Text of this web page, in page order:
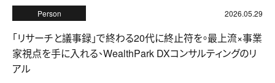
Person 2026.05.29
「リサーチと議事録」で終わる20代に終止符を。最上流×事業
家視点を手に入れる、WealthPark DXコンサルティングのリ
アル